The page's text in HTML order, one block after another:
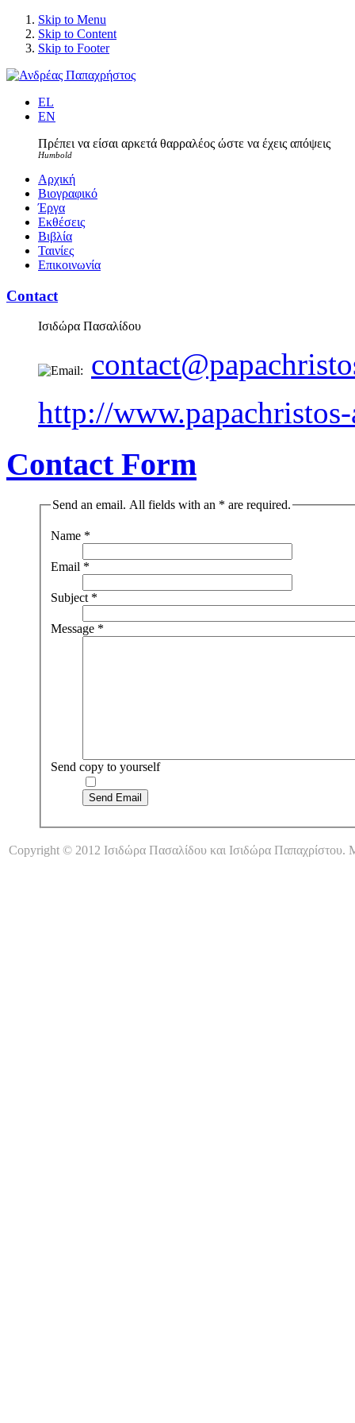
Skip to Menu
Skip to Content
Skip to Footer
EL
EN
Πρέπει να είσαι αρκετά θαρραλέος ώστε να έχεις απόψεις
Humbold
Αρχική
Βιογραφικό
Έργα
Εκθέσεις
Βιβλία
Ταινίες
Επικοινωνία
Contact
Ισιδώρα Πασαλίδου
http://www.papachristos-
Contact Form
Send an email. All fields with an * are required.
Name *
Email *
Subject*
Message *
Send copy to yourself
Send Email
Copyright © 2012 Ισιδώρα Πασαλίδου και Ισιδώρα Παπαχρίστου.